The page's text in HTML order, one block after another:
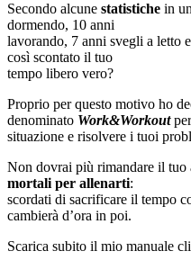
Secondo alcune statistiche in
dormendo, 10 anni
lavorando, 7 anni svegli a letto
così scontato il tuo
tempo libero vero?
Proprio per questo motivo ho
denominato Work&Workout
situazione e risolvere i tuoi
Non dovrai più rimandare il tuo
mortali per allenarti:
scordati di sacrificare il tempo
cambierà d’ora in poi.
Scarica subito il mio manuale